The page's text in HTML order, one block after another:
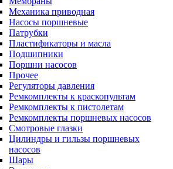
Механика приводная
Насосы поршневые
Патрубки
Пластификаторы и масла
Подшипники
Поршни насосов
Прочее
Регуляторы давления
Ремкомплекты к краскопультам
Ремкомплекты к пистолетам
Ремкомплекты поршневых насосов
Смотровые глазки
Цилиндры и гильзы поршневых
насосов
Шары